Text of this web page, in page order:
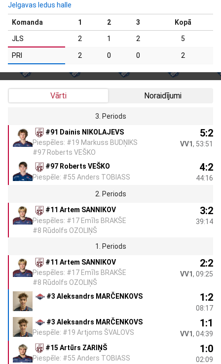
Jelgavas ledus halle
Komanda 1 2 3 Kopā
JLS 2 1 2 5
PRI 2 0 0 2
Vārti Noraidījumi
3. Periods
#91 Dainis NIKOLAJEVS
Piespēles: #19 Markuss BUDŅIKS
#97 Roberts VEŠKO
5:2
VV1, 53:51
#97 Roberts VEŠKO
Piespēle: #55 Anders TOBIASS
4:2
44:16
2. Periods
#11 Artem SANNIKOV
Piespēles: #17 Emīls BRAKŠE
#8 Rūdolfs OZOLIŅŠ
3:2
39:14
1. Periods
#11 Artem SANNIKOV
Piespēles: #17 Emīls BRAKŠE
#8 Rūdolfs OZOLIŅŠ
2:2
VV1, 09:25
#3 Aleksandrs MARČENKOVS 1:2
08:17
#3 Aleksandrs MARČENKOVS
Piespēle: #19 Artjoms ŠVALOVS
1:1
VV1, 04:39
#15 Artūrs ZARIŅŠ
Piespēle: #55 Anders TOBIASS
1:0
02:09